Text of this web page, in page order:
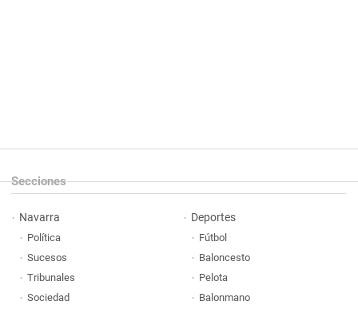
Secciones
Navarra
Política
Sucesos
Tribunales
Sociedad
Deportes
Fútbol
Baloncesto
Pelota
Balonmano